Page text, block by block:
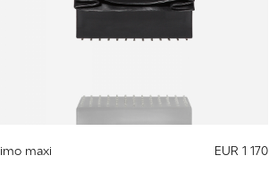
imo maxi EUR 1 170